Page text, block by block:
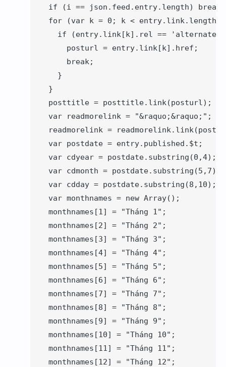
    if (i == json.feed.entry.length) break;
for (var k = 0; k < entry.link.length;
if (entry.link[k].rel ==
        posturl = entry.link[k].href;
        break;
      }
    }
    posttitle = posttitle.link(posturl);
    var readmorelink = "&raquo;&raquo;";
readmorelink =
    var postdate = entry.published.$t;
    var cdyear = postdate.substring(0,4);
    var cdmonth = postdate.substring(5,7);
    var cdday = postdate.substring(8,10);
    var monthnames = new Array();
    monthnames[1] = "Tháng 1";
    monthnames[2] = "Tháng 2";
    monthnames[3] = "Tháng 3";
    monthnames[4] = "Tháng 4";
    monthnames[5] = "Tháng 5";
    monthnames[6] = "Tháng 6";
    monthnames[7] = "Tháng 7";
    monthnames[8] = "Tháng 8";
    monthnames[9] = "Tháng 9";
    monthnames[10] = "Tháng 10";
    monthnames[11] = "Tháng 11";
    monthnames[12] = "Tháng 12";